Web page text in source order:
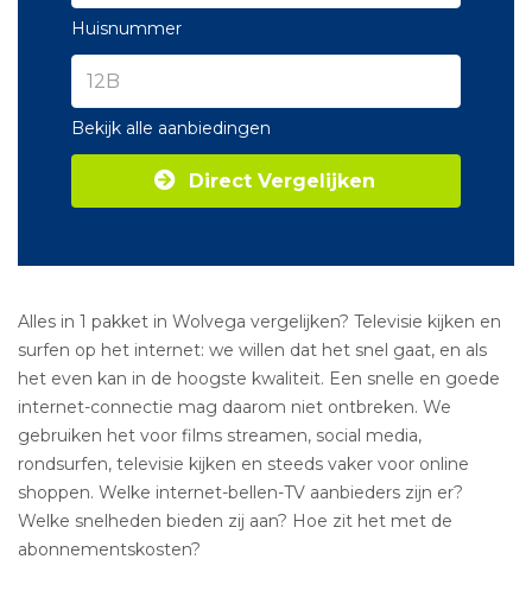
Huisnummer
Bekijk alle aanbiedingen
Direct Vergelijken
Alles in 1 pakket in Wolvega vergelijken? Televisie kijken en
surfen op het internet: we willen dat het snel gaat, en als
het even kan in de hoogste kwaliteit. Een snelle en goede
internet-connectie mag daarom niet ontbreken. We
gebruiken het voor films streamen, social media,
rondsurfen, televisie kijken en steeds vaker voor online
shoppen. Welke internet-bellen-TV aanbieders zijn er?
Welke snelheden bieden zij aan? Hoe zit het met de
abonnementskosten?